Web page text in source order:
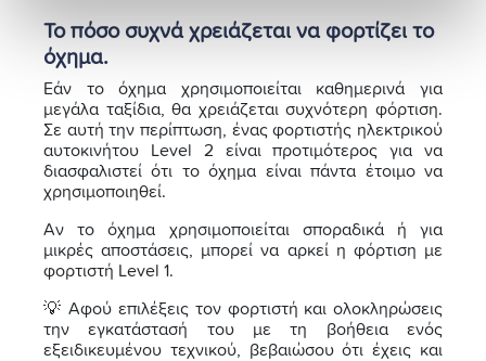
Το πόσο συχνά χρειάζεται να φορτίζει το
όχημα.
Εάν το όχημα χρησιμοποιείται καθημερινά για
μεγάλα ταξίδια, θα χρειάζεται συχνότερη φόρτιση.
Σε αυτή την περίπτωση, ένας φορτιστής ηλεκτρικού
αυτοκινήτου Level 2 είναι προτιμότερος για να
διασφαλιστεί ότι το όχημα είναι πάντα έτοιμο να
χρησιμοποιηθεί.
Αν το όχημα χρησιμοποιείται σποραδικά ή για
μικρές αποστάσεις, μπορεί να αρκεί η φόρτιση με
φορτιστή Level 1.
💡 Αφού επιλέξεις τον φορτιστή και ολοκληρώσεις
την εγκατάστασή του με τη βοήθεια ενός
εξειδικευμένου τεχνικού, βεβαιώσου ότι έχεις και